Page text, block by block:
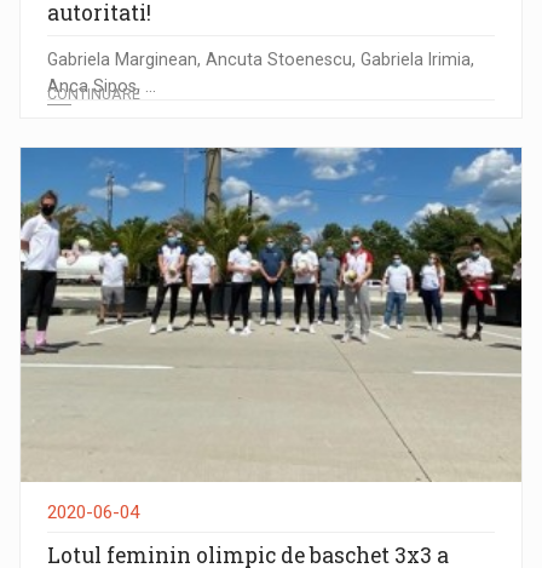
autoritati!
Gabriela Marginean, Ancuta Stoenescu, Gabriela Irimia,
Anca Sipos, ...
CONTINUARE
2020-06-04
Lotul feminin olimpic de baschet 3x3 a